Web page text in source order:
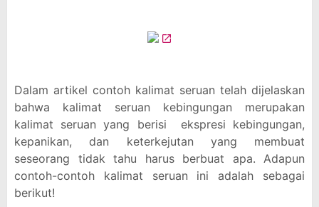
Dalam artikel contoh kalimat seruan telah dijelaskan
bahwa kalimat seruan kebingungan merupakan
kalimat seruan yang berisi ekspresi kebingungan,
kepanikan, dan keterkejutan yang membuat
seseorang tidak tahu harus berbuat apa. Adapun
contoh-contoh kalimat seruan ini adalah sebagai
berikut!